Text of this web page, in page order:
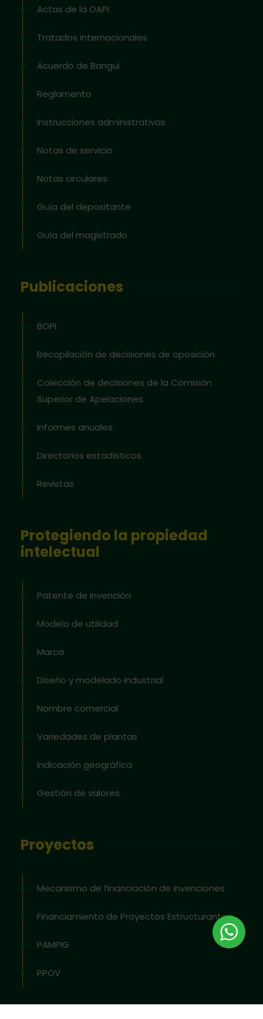
Actas de la OAPI
Tratados internacionales
Acuerdo de Bangui
Reglamento
Instrucciones administrativas
Notas de servicio
Notas circulares
Guía del depositante
Guía del magistrado
Publicaciones
BOPI
Recopilación de decisiones de oposición
Colección de decisiones de la Comisión
Superior de Apelaciones
Informes anuales
Directorios estadísticos
Revistas
Protegiendo la propiedad
intelectual
Patente de invención
Modelo de utilidad
Marca
Diseño y modelado industrial
Nombre comercial
Variedades de plantas
Indicación geográfica
Gestión de valores
Proyectos
Mecanismo de financiación de invenciones
Financiamiento de Proyectos Estructurantes
PAMPIG
PPOV